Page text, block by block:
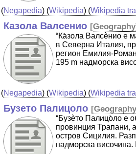
(Negapedia) (Wikipedia) (Wikipedia
Казола Валсенио [Geography
“Ка̀зола Валсѐнио е
в Северна Италия,
регион Емилия-
195 m надморска
(Negapedia) (Wikipedia) (Wikipedia
Бузето Палицоло [Geography
“Бузѐто Палицо̀ло е
провинция Трапани,
остров Сицилия.
надморска